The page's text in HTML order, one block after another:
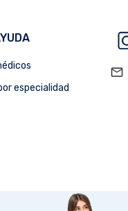
especialidad
mail_outline